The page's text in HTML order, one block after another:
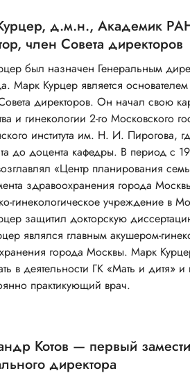
д.м.н., Академик
член Совета директоров
был назначен Генеральным
Марк Курцер является
директоров. Он начал свою
и гинекологии 2-го Московского
института им. Н. И. Пирогова,
до доцента кафедры. В период с
«Центр планирования
здравоохранения города
гинекологическое учреждение в
защитил докторскую
являлся главным акушером-
города Москвы. Марк
в деятельности ГК «Мать и дитя»
практикующий врач.
Котов — первый
директора